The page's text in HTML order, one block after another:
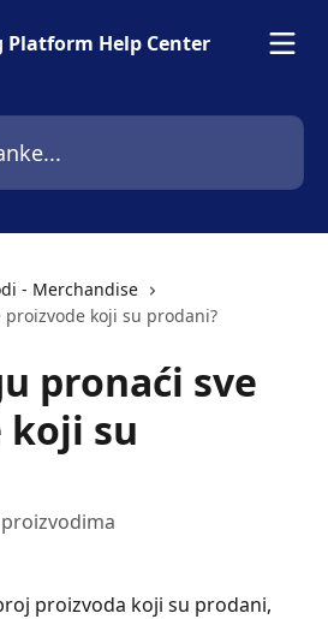
Platform Help Center
- Merchandise
proizvode koji su prodani?
pronaći sve
koji su
proizvoda koji su prodani,